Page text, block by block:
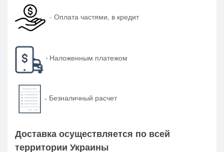
- Оплата частями, в кредит
- Наложенным платежом
- Безналичный расчет
Доставка осуществляется по всей
территории Украины